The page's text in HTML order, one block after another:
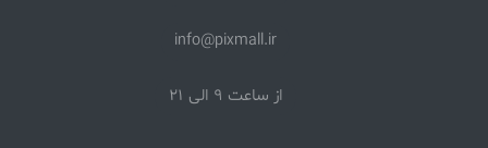
info@pixmall.ir
از ساعت 9 الی 21